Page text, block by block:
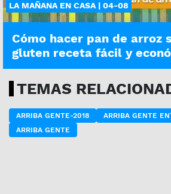
LA MAÑANA EN CASA | 04-08
Cómo hacer pan de arroz
gluten receta fácil y
TEMAS
ARRIBA GENTE-2018
ARRIBA GENTE
ARRIBA GENTE